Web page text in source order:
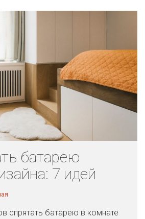
батарею
7 идей
спрятать батарею в комнате